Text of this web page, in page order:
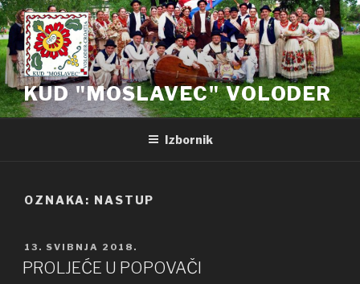
Preskoči
na
sadržaj
KUD "MOSLAVEC" VOLODER
Izbornik
OZNAKA: NASTUP
OBJAVLJENO
13. SVIBNJA 2018.
PROLJEĆE U POPOVAČI